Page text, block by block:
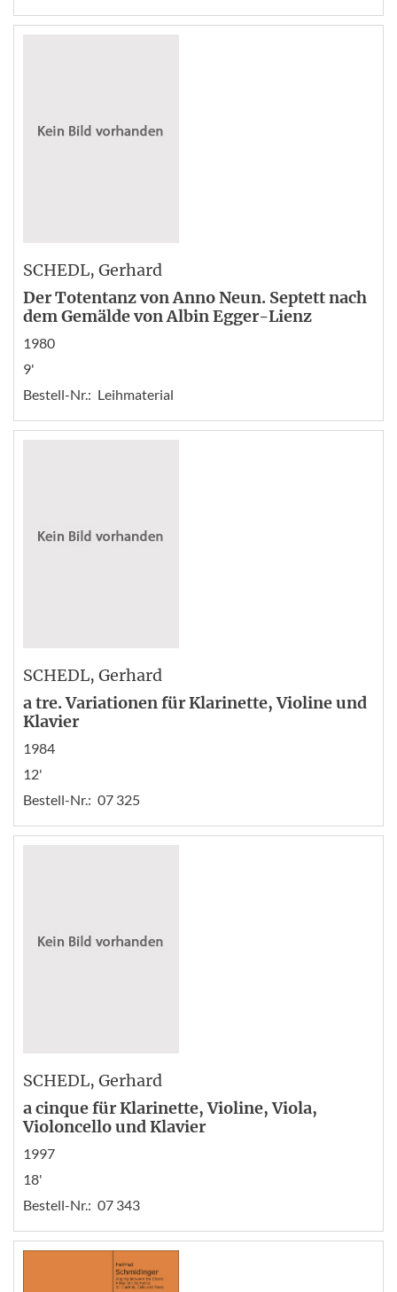
SCHEDL, Gerhard
Der Totentanz von Anno Neun. Septett nach
dem Gemälde von Albin Egger-Lienz
1980
9'
Bestell-Nr.: Leihmaterial
SCHEDL, Gerhard
a tre. Variationen für Klarinette, Violine und
Klavier
1984
12'
Bestell-Nr.: 07 325
SCHEDL, Gerhard
a cinque für Klarinette, Violine, Viola,
Violoncello und Klavier
1997
18'
Bestell-Nr.: 07 343